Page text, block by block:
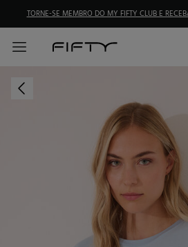
TORNE-SE MEMBRO DO MY FIFTY CLUB E